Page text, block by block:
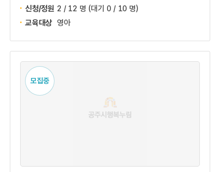
신청/정원 2 / 12 명 (대기 0 / 10 명)
교육대상 영아
모집중